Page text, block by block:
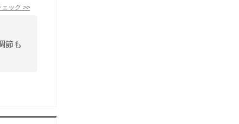
ェック >>
節も